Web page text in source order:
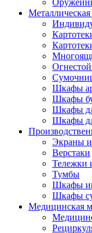
Шкафы
Шкафы
Шкафы
Шкафы
Экраны и
Верстаки
Тележки
Тумбы
Шкафы
Шкафы
Медицинская